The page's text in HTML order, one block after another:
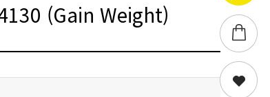
(Gain Weight)